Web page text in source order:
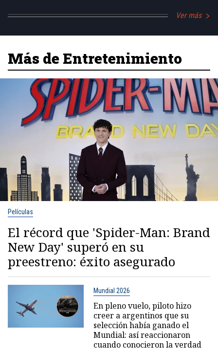
Ver más
Más de Entretenimiento
Películas
El récord que 'Spider-Man: Brand
New Day' superó en su
preestreno: éxito asegurado
Mundial 2026
En pleno vuelo, piloto hizo
creer a argentinos que su
selección había ganado el
Mundial: así reaccionaron
cuando conocieron la verdad